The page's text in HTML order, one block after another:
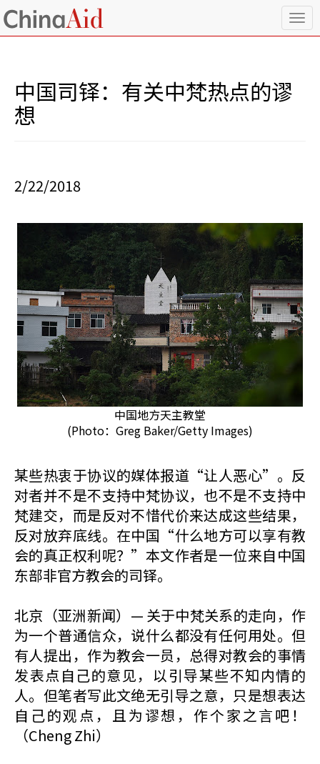
T
o
o
n
中国司铎：有关中梵热点的谬
想
2/22/2018
中国地方天主教堂
(Photo：Greg Baker/Getty Images)
某些热衷于协议的媒体报道“让人恶心”。反
对者并不是不支持中梵协议，也不是不支持中
梵建交，而是反对不惜代价来达成这些结果，
反对放弃底线。在中国“什么地方可以享有教
会的真正权利呢？”本文作者是一位来自中国
东部非官方教会的司铎。
北京（亚洲新闻）— 关于中梵关系的走向，作
为一个普通信众，说什么都没有任何用处。但
有人提出，作为教会一员，总得对教会的事情
发表点自己的意见，以引导某些不知内情的
人。但笔者写此文绝无引导之意，只是想表达
自己的观点，且为谬想，作个家之言吧！
（Cheng Zhi）